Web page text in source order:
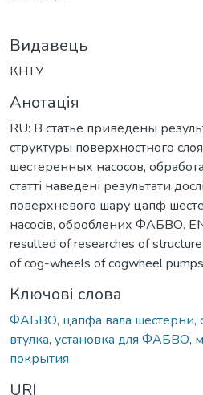
Видавець
КНТУ
Анотація
RU: В статье приведены
структуры поверхностного
шестеренных насосов,
статті наведені результати
поверхневого шару цапф
насосів, оброблених ФАБВО.
resulted of researches of
of cog-wheels of cogwheel
Ключові слова
ФАБВО, цапфа вала шестерни,
втулка, установка для ФАБВО,
покрытия
URI